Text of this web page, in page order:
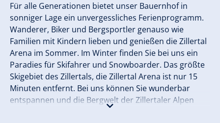
Für alle Generationen bietet unser Bauernhof in
sonniger Lage ein unvergessliches Ferienprogramm.
Wanderer, Biker und Bergsportler genauso wie
Familien mit Kindern lieben und genießen die Zillertal
Arena im Sommer. Im Winter finden Sie bei uns ein
Paradies für Skifahrer und Snowboarder. Das größte
Skigebiet des Zillertals, die Zillertal Arena ist nur 15
Minuten entfernt. Bei uns können Sie wunderbar
entspannen und die Bergwelt der Zillertaler Alpen